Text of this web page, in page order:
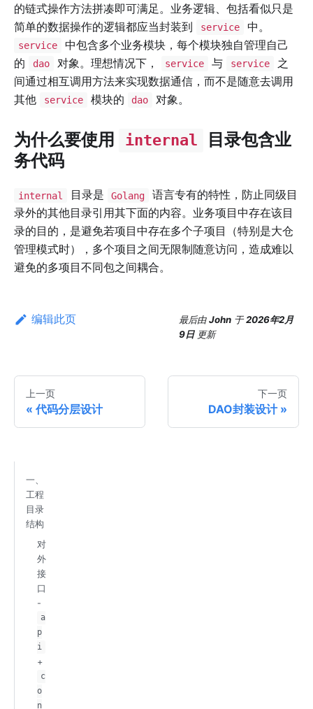
的链式操作方法拼凑即可满足。业务逻辑、包括看似只是
简单的数据操作的逻辑都应当封装到
service 中。
service
中包含多个业务模块，每个模块独自管理自己
的
dao 对象。理想情况下， service 与 service
之
间通过相互调用方法来实现数据通信，而不是随意去调用
其他
service 模块的 dao 对象。
为什么要使用 internal
目录包含业
务代码
internal 目录是 Golang
语言专有的特性，防止同级目
录外的其他目录引用其下面的内容。业务项目中存在该目
录的目的，是避免若项目中存在多个子项目（特别是大仓
管理模式时），多个项目之间无限制随意访问，造成难以
避免的多项目不同包之间耦合。
编辑此页 最后由John 于2026年2月
9日 更新
上一页
代码分层设计
下一页
DAO封装设计
一、
工程
目录
结构
对
外
接
口
-
a
p
i
+
c
o
n